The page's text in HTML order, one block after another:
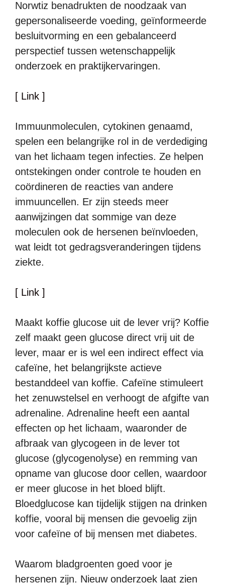
Norwtiz benadrukten de noodzaak van
gepersonaliseerde voeding, geïnformeerde
besluitvorming en een gebalanceerd
perspectief tussen wetenschappelijk
onderzoek en praktijkervaringen.
[ Link ]
Immuunmoleculen, cytokinen genaamd,
spelen een belangrijke rol in de verdediging
van het lichaam tegen infecties. Ze helpen
ontstekingen onder controle te houden en
coördineren de reacties van andere
immuuncellen. Er zijn steeds meer
aanwijzingen dat sommige van deze
moleculen ook de hersenen beïnvloeden,
wat leidt tot gedragsveranderingen tijdens
ziekte.
[ Link ]
Maakt koffie glucose uit de lever vrij? Koffie
zelf maakt geen glucose direct vrij uit de
lever, maar er is wel een indirect effect via
cafeïne, het belangrijkste actieve
bestanddeel van koffie. Cafeïne stimuleert
het zenuwstelsel en verhoogt de afgifte van
adrenaline. Adrenaline heeft een aantal
effecten op het lichaam, waaronder de
afbraak van glycogeen in de lever tot
glucose (glycogenolyse) en remming van
opname van glucose door cellen, waardoor
er meer glucose in het bloed blijft.
Bloedglucose kan tijdelijk stijgen na drinken
koffie, vooral bij mensen die gevoelig zijn
voor cafeïne of bij mensen met diabetes.
Waarom bladgroenten goed voor je
hersenen zijn. Nieuw onderzoek laat zien